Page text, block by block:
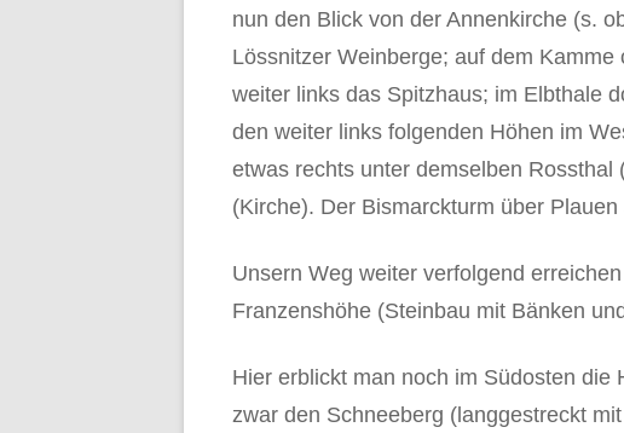
nun den Blick von der Annenkirche (s.
Lössnitzer Weinberge; auf dem
weiter links das Spitzhaus; im Elbthale
den weiter links folgenden Höhen im
etwas rechts unter demselben
(Kirche). Der Bismarckturm über
Unsern Weg weiter verfolgend
Franzenshöhe (Steinbau mit Bänken
Hier erblickt man noch im Südosten die
zwar den Schneeberg (langgestreckt